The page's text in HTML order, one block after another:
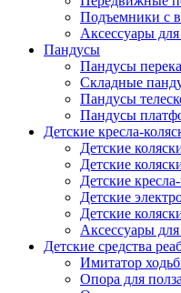
Подъемники с
Аксессуары
Пандусы
Пандусы
Складные
Пандусы
Пандусы
Детские кресла-
Детские
Детские
Детские
Детские
Детские
Аксессуары
Детские средства
Имитатор
Опора для